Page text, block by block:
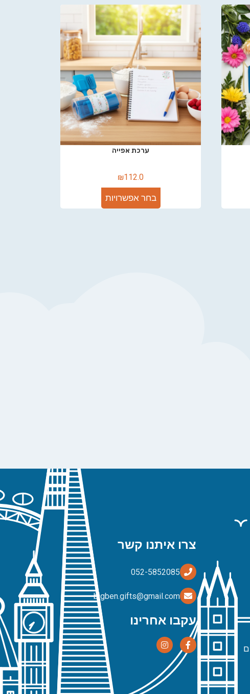
ערכת אפייה
₪112.0
בחר אפשרויות
צרו איתנו קשר
bigben.gifts@gmail.com
עקבו אחרינו